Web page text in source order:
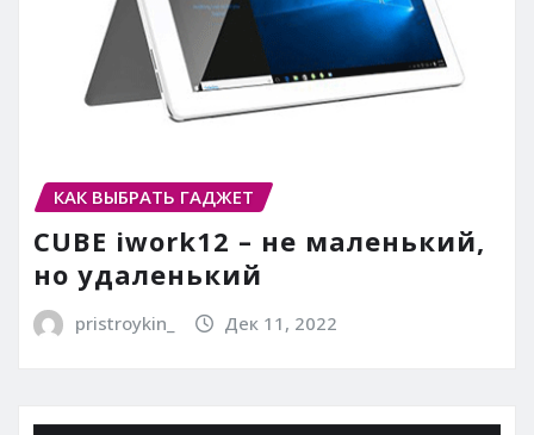
КАК ВЫБРАТЬ ГАДЖЕТ
CUBE iwork12 – не маленький,
но удаленький
pristroykin_ Дек 11, 2022